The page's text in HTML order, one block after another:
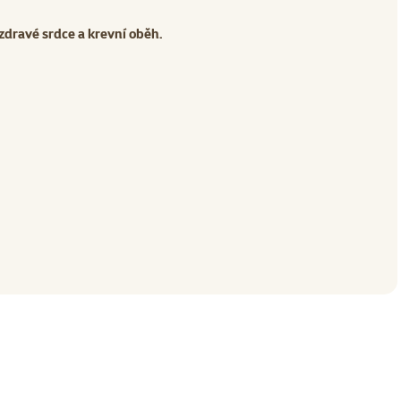
srdce a krevní oběh.